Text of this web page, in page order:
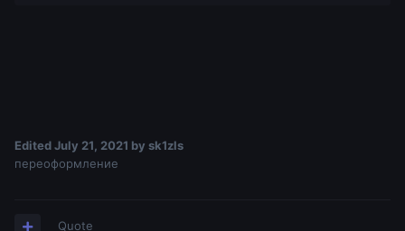
EditedJuly 21, 2021 by sk1zls
переоформление
Quote